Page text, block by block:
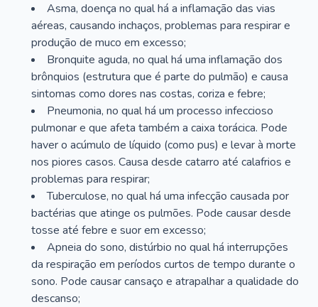
Asma, doença no qual há a inflamação das vias
aéreas, causando inchaços, problemas para respirar e
produção de muco em excesso;
Bronquite aguda, no qual há uma inflamação dos
brônquios (estrutura que é parte do pulmão) e causa
sintomas como dores nas costas, coriza e febre;
Pneumonia, no qual há um processo infeccioso
pulmonar e que afeta também a caixa torácica. Pode
haver o acúmulo de líquido (como pus) e levar à morte
nos piores casos. Causa desde catarro até calafrios e
problemas para respirar;
Tuberculose, no qual há uma infecção causada por
bactérias que atinge os pulmões. Pode causar desde
tosse até febre e suor em excesso;
Apneia do sono, distúrbio no qual há interrupções
da respiração em períodos curtos de tempo durante o
sono. Pode causar cansaço e atrapalhar a qualidade do
descanso;